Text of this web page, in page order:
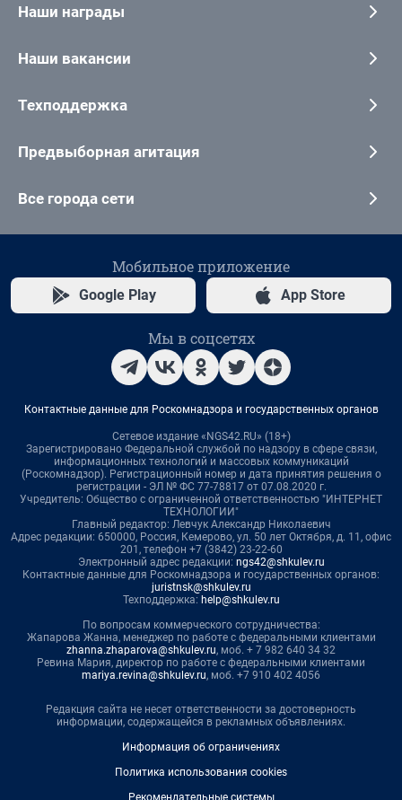
Наши награды
Наши вакансии
Техподдержка
Предвыборная агитация
Все города сети
Мобильное приложение
Google Play App Store
Мы в соцсетях
Контактные данные для Роскомнадзора и государственных органов
Сетевое издание «NGS42.RU» (18+)
Зарегистрировано Федеральной службой по надзору в сфере связи,
информационных технологий и массовых коммуникаций
(Роскомнадзор). Регистрационный номер и дата принятия решения о
регистрации - ЭЛ № ФС 77-78817 от 07.08.2020 г.
Учредитель: Общество с ограниченной ответственностью "ИНТЕРНЕТ
ТЕХНОЛОГИИ"
Главный редактор: Левчук Александр Николаевич
Адрес редакции: 650000, Россия, Кемерово, ул. 50 лет Октября, д. 11, офис
201, телефон +7 (3842) 23-22-60
Электронный адрес редакции: ngs42@shkulev.ru
Контактные данные для Роскомнадзора и государственных органов:
juristnsk@shkulev.ru
Техподдержка: help@shkulev.ru
По вопросам коммерческого сотрудничества:
Жапарова Жанна, менеджер по работе с федеральными клиентами
zhanna.zhaparova@shkulev.ru, моб. + 7 982 640 34 32
Ревина Мария, директор по работе с федеральными клиентами
mariya.revina@shkulev.ru, моб. +7 910 402 4056
Редакция сайта не несет ответственности за достоверность
информации, содержащейся в рекламных объявлениях.
Информация об ограничениях
Политика использования cookies